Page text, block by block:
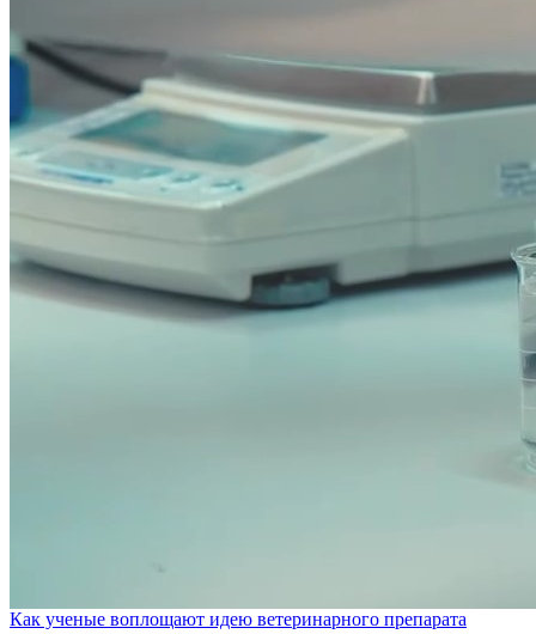
Как ученые воплощают идею ветеринарного препарата